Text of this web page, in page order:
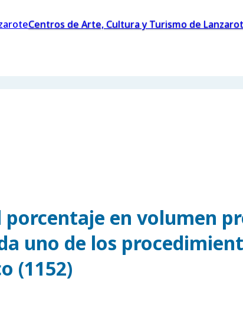
Centros de Arte, Cultura y Turismo de
porcentaje en volumen
uno de los
(1152)